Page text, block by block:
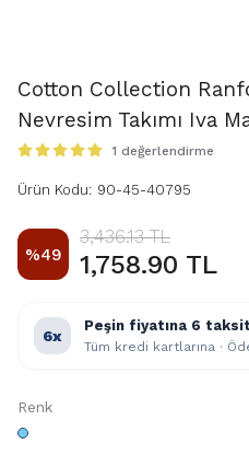
Cotton Collection
Nevresim Takımı Iva
1 değerlendirme
Ürün Kodu: 90-45-40795
%49
3,436.13 TL
1,758.90 TL
6x
Peşin fiyatına 6 taksit
Tüm kredi kartlarına ·
Renk